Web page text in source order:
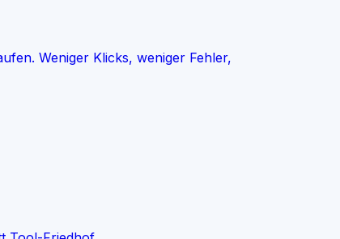
Weniger Klicks, weniger Fehler,